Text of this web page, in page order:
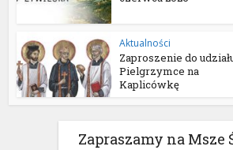
Aktualności
Zaproszenie do
Pielgrzymce na
Kaplicówkę
Zapraszamy na Msze